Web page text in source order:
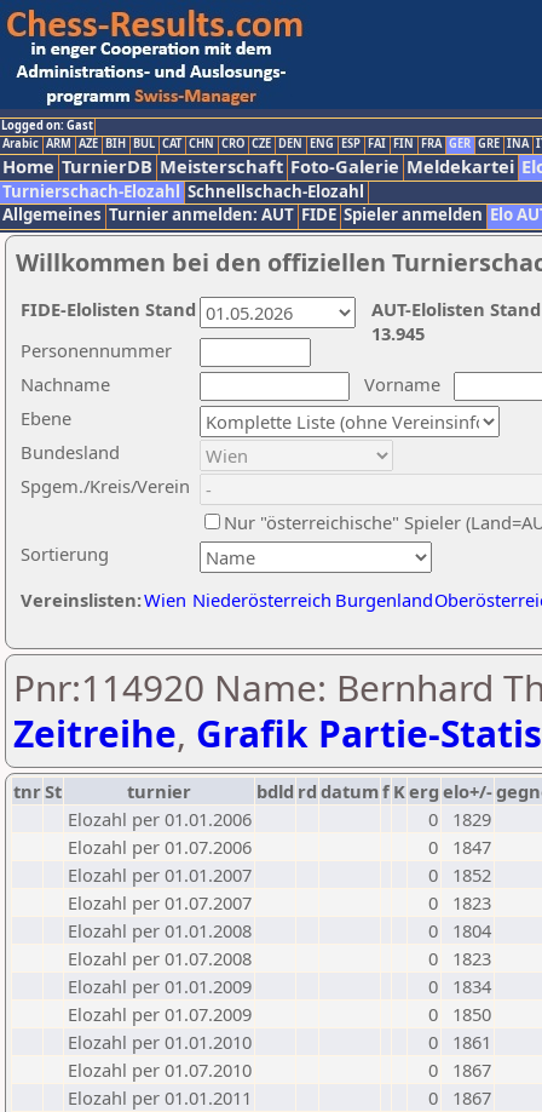
Logged on: Gast
Arabic ARM AZE BIH BUL CAT CHN CRO CZE DEN ENG ESP FAI FIN FRA GER GRE INA
Home TurnierDB Meisterschaft Foto-Galerie Meldekartei
Turnierschach-Elozahl Schnellschach-Elozahl
Allgemeines Turnier anmelden: AUT FIDE Spieler anmelden Elo
Willkommen bei den offiziellen
Nachname
Vorname
Ebene
Sortierung
Personennummer
Bundesland
Spgem./Kreis/Verein
Nur "österreichische" Spieler
Vereinslisten:Wien Niederösterreich Burgenland
AUT-Elolisten
13.945
FIDE-Elolisten Stand
Pnr:114920 Name: Bernhard
Zeitreihe, Grafik Partie-
tnrSt turnier bdld rd datumf Kerg elo+/-
Elozahl per 01.01.2006
0
1829
Elozahl per 01.07.2006
0
1847
Elozahl per 01.01.2007
0
1852
Elozahl per 01.07.2007
0
1823
Elozahl per 01.01.2008
0
1804
Elozahl per 01.07.2008
0
1823
Elozahl per 01.01.2009
0
1834
Elozahl per 01.07.2009
0
1850
Elozahl per 01.01.2010
0
1861
Elozahl per 01.07.2010
0
1867
Elozahl per 01.01.2011
0
1867